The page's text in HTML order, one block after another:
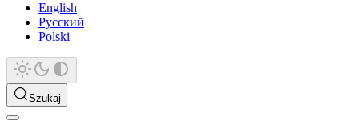
English
Русский
Polski
Szukaj